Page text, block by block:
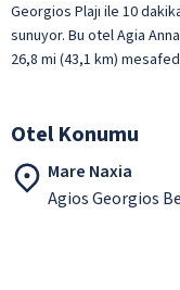
Georgios Plajı ile 10
sunuyor. Bu otel Agia
26,8 mi (43,1 km)
Otel Konumu
Mare Naxia
Agios Georgios